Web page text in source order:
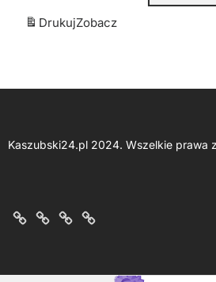
DrukujZobacz
Kaszubski24.pl 2024. Wszelkie prawa
O
KontaktPolitykaRegulamin